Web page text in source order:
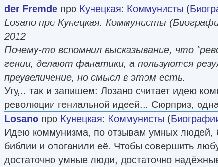
der Fremde про Кунецкая: Коммунисты (
Losano про Кунецкая: Коммунисты
2012
Почему-то вспомнил высказывание, что
гении, делают фанатики, а пользуются
преувеличение, но смысл в этом есть.
Угу,.. так и запишем: Лозано считает идею
революции гениальной идеей... Сюрприз,
Losano про Кунецкая: Коммунисты (
Идею коммунизма, по отзывам умных людей,
библии и опоганили её. Чтобы совершить
достаточно умные люди, достаточно